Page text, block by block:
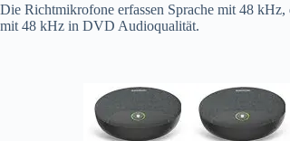
Die Richtmikrofone erfassen Sprache mit 48
mit 48 kHz in DVD Audioqualität.